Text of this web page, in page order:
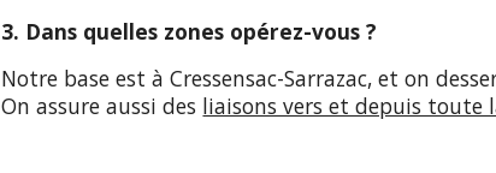
3. Dans quelles zones opérez-vous ?
Notre base est à Cressensac-Sarrazac, et on
On assure aussi des liaisons vers et depuis toute